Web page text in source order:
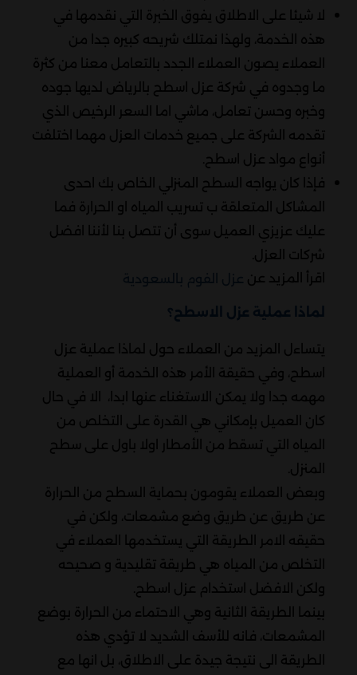
لا شيئا على الاطلاق يفوق الخبرة التي نقدمها في
هذه الخدمة، ولهذا نمتلك شريحه كبيره جدا من
العملاء يصون العملاء الجدد بالتعامل معنا من كثرة
ما وجدوه في شركة عزل اسطح بالرياض لديها جوده
وخبره وحسن تعامل، ماشي اما السعر الرخيص الذي
تقدمه الشركة على جميع خدمات العزل مهما اختلفت
أنواع مواد عزل اسطح.
فإذا كان يواجه السطح المنزلي الخاص بك احدى
المشاكل المتعلقة ب تسريب المياه او الحرارة فما
عليك عزيزي العميل سوى أن تتصل بنا لأننا افضل
شركات العزل.
اقرأ المزيد عن
لماذا عملية عزل الاسطح؟
يتساءل المزيد من العملاء حول لماذا عملية عزل
اسطح، وفي حقيقة الأمر هذه الخدمة أو العملية
مهمه جدا ولا يمكن الاستغناء عنها ابدا، الا في حال
كان العميل بإمكاني هي القدرة على التخلص من
المياه التي تسقط من الأمطار اولا باول على سطح
المنزل.
وبعض العملاء يقومون بحماية السطح من الحرارة
عن طريق عن طريق وضع مشمعات، ولكن في
حقيقه الامر الطريقة التي يستخدمها العملاء في
التخلص من المياه هي طريقة تقليدية و صحيحه
ولكن الافضل استخدام عزل اسطح.
بينما الطريقة الثانية وهي الاحتماء من الحرارة بوضع
المشمعات، فانه للأسف الشديد لا تؤدي هذه
الطريقة الى نتيجة جيدة على الاطلاق، بل انها مع